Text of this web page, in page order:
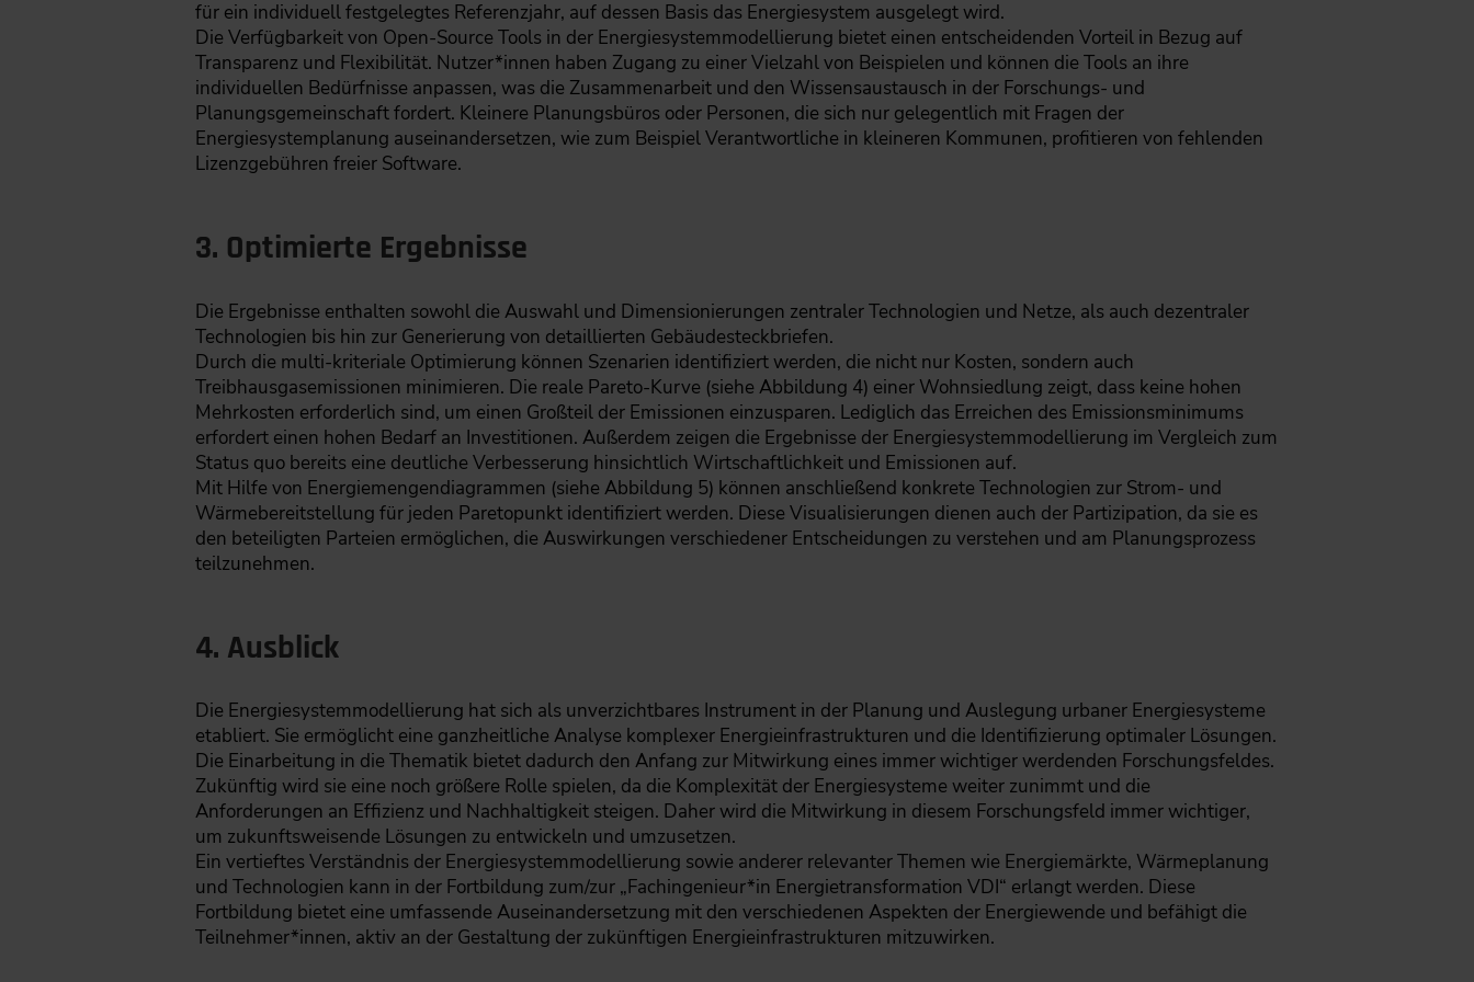
für ein individuell festgelegtes Referenzjahr, auf dessen Basis das Energiesystem ausgelegt wird.
Die Verfügbarkeit von Open-Source Tools in der Energiesystemmodellierung bietet einen entscheidenden Vorteil in Bezug auf
Transparenz und Flexibilität. Nutzer*innen haben Zugang zu einer Vielzahl von Beispielen und können die Tools an ihre
individuellen Bedürfnisse anpassen, was die Zusammenarbeit und den Wissensaustausch in der Forschungs- und
Planungsgemeinschaft fordert. Kleinere Planungsbüros oder Personen, die sich nur gelegentlich mit Fragen der
Energiesystemplanung auseinandersetzen, wie zum Beispiel Verantwortliche in kleineren Kommunen, profitieren von fehlenden
Lizenzgebühren freier Software.
3. Optimierte Ergebnisse
Die Ergebnisse enthalten sowohl die Auswahl und Dimensionierungen zentraler Technologien und Netze, als auch dezentraler
Technologien bis hin zur Generierung von detaillierten Gebäudesteckbriefen.
Durch die multi-kriteriale Optimierung können Szenarien identifiziert werden, die nicht nur Kosten, sondern auch
Treibhausgasemissionen minimieren. Die reale Pareto-Kurve (siehe Abbildung 4) einer Wohnsiedlung zeigt, dass keine hohen
Mehrkosten erforderlich sind, um einen Großteil der Emissionen einzusparen. Lediglich das Erreichen des Emissionsminimums
erfordert einen hohen Bedarf an Investitionen. Außerdem zeigen die Ergebnisse der Energiesystemmodellierung im Vergleich zum
Status quo bereits eine deutliche Verbesserung hinsichtlich Wirtschaftlichkeit und Emissionen auf.
Mit Hilfe von Energiemengendiagrammen (siehe Abbildung 5) können anschließend konkrete Technologien zur Strom- und
Wärmebereitstellung für jeden Paretopunkt identifiziert werden. Diese Visualisierungen dienen auch der Partizipation, da sie es
den beteiligten Parteien ermöglichen, die Auswirkungen verschiedener Entscheidungen zu verstehen und am Planungsprozess
teilzunehmen.
4. Ausblick
Die Energiesystemmodellierung hat sich als unverzichtbares Instrument in der Planung und Auslegung urbaner Energiesysteme
etabliert. Sie ermöglicht eine ganzheitliche Analyse komplexer Energieinfrastrukturen und die Identifizierung optimaler Lösungen.
Die Einarbeitung in die Thematik bietet dadurch den Anfang zur Mitwirkung eines immer wichtiger werdenden Forschungsfeldes.
Zukünftig wird sie eine noch größere Rolle spielen, da die Komplexität der Energiesysteme weiter zunimmt und die
Anforderungen an Effizienz und Nachhaltigkeit steigen. Daher wird die Mitwirkung in diesem Forschungsfeld immer wichtiger,
um zukunftsweisende Lösungen zu entwickeln und umzusetzen.
Ein vertieftes Verständnis der Energiesystemmodellierung sowie anderer relevanter Themen wie Energiemärkte, Wärmeplanung
und Technologien kann in der Fortbildung zum/zur „Fachingenieur*in Energietransformation VDI“ erlangt werden. Diese
Fortbildung bietet eine umfassende Auseinandersetzung mit den verschiedenen Aspekten der Energiewende und befähigt die
Teilnehmer*innen, aktiv an der Gestaltung der zukünftigen Energieinfrastrukturen mitzuwirken.